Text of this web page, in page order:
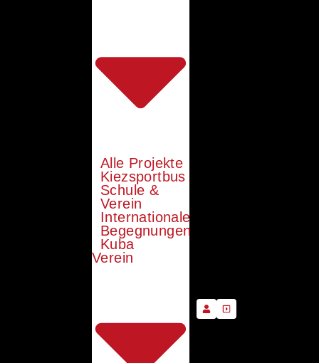
Alle Projekte
Kiezsportbus
Schule &
Verein
Internationale
Begegnungen
Kuba
Verein